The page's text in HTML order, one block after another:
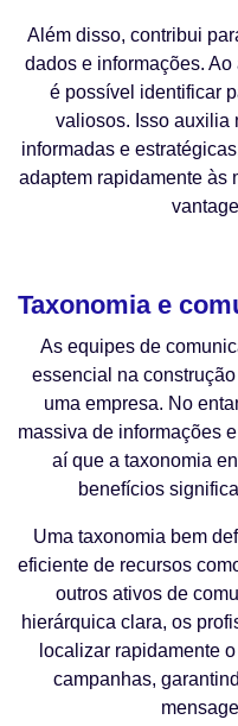
Além disso, contribui
dados e informações.
é possível identificar
valiosos. Isso auxilia
informadas e
adaptem rapidamente às
Taxonomia e
As equipes de
essencial na
uma empresa. No
massiva de informações
aí que a taxonomia
benefícios
Uma taxonomia bem
eficiente de recursos
outros ativos de
hierárquica clara, os
localizar rapidamente
campanhas,